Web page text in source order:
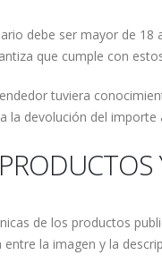
debe ser mayor de
que cumple con
tuviera
la devolución del importe
de los productos
la imagen y la